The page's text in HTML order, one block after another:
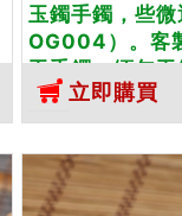
玉鐲手鐲，些
OG004）。客
玉手鐲，緬甸
雙證書立即購買